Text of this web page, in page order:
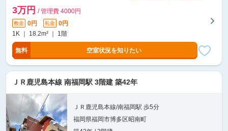
3万円 / 管理費 4000円
敷金 0円 礼金
0円
1K ｜ 18.2m² ｜ 1階
無料 空室状況を知りたい
ＪＲ鹿児島本線 南福岡駅 3階建 築42年
ＪＲ鹿児島本線/南福岡駅 歩5分
福岡県福岡市博多区昭南町